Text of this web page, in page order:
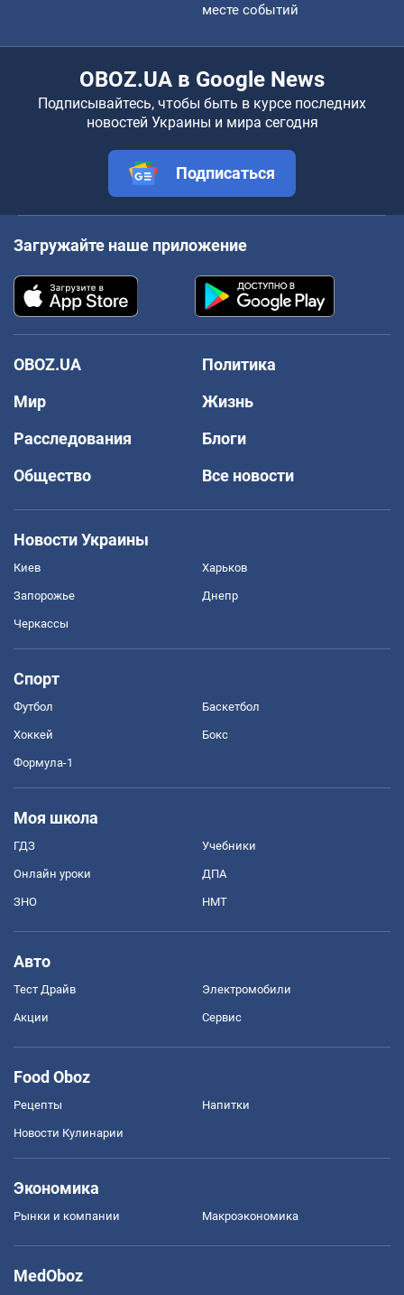
месте событий
OBOZ.UA в Google News
Подписывайтесь, чтобы быть в курсе последних
новостей Украины и мира сегодня
Подписаться
Загружайте наше приложение
OBOZ.UA
Политика
Мир
Жизнь
Расследования
Блоги
Общество
Все новости
Новости Украины
Киев Харьков
Запорожье Днепр
Черкассы
Спорт
Футбол Баскетбол
Хоккей Бокс
Формула-1
Моя школа
ГДЗ Учебники
Онлайн уроки ДПА
ЗНО НМТ
Авто
Тест Драйв Электромобили
Акции Сервис
Food Oboz
Рецепты Напитки
Новости Кулинарии
Экономика
Рынки и компании Mакроэкономика
MedOboz